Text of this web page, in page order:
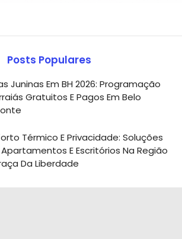
Posts Populares
Juninas Em BH 2026: Programação
Gratuitos E Pagos Em Belo
Térmico E Privacidade: Soluções
E Escritórios Na Região
Da Liberdade